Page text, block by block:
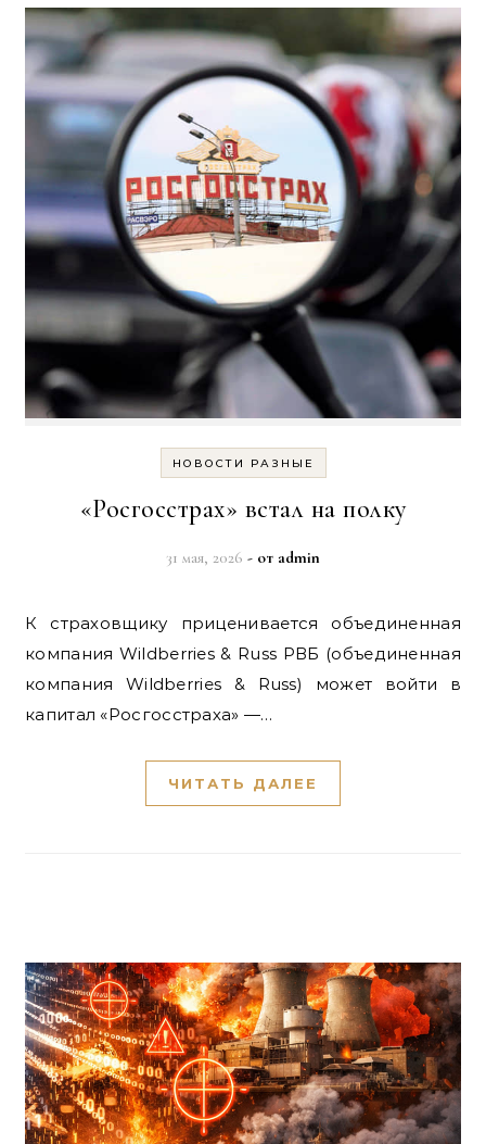
НОВОСТИ РАЗНЫЕ
«Росгосстрах» встал на полку
31 мая, 2026 - от admin
К страховщику приценивается объединенная
компания Wildberries & Russ РВБ (объединенная
компания Wildberries & Russ) может войти в
капитал «Росгосстраха» —…
ЧИТАТЬ ДАЛЕЕ